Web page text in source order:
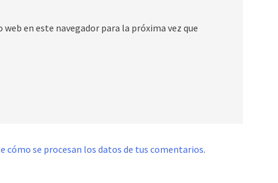
en este navegador para la próxima vez que
cómo se procesan los datos de tus comentarios.